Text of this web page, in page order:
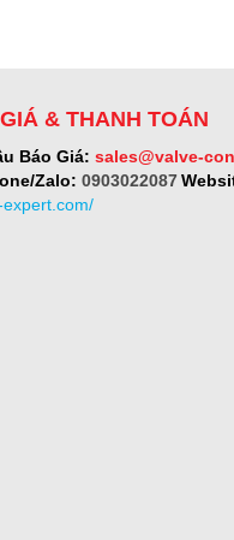
& THANH TOÁN
Báo Giá: sales@valve-
Zalo: 0903022087